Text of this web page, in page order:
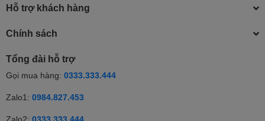
Hỗ trợ khách hàng
Chính sách
Tổng đài hỗ trợ
Gọi mua hàng: 0333.333.444
Zalo1: 0984.827.453